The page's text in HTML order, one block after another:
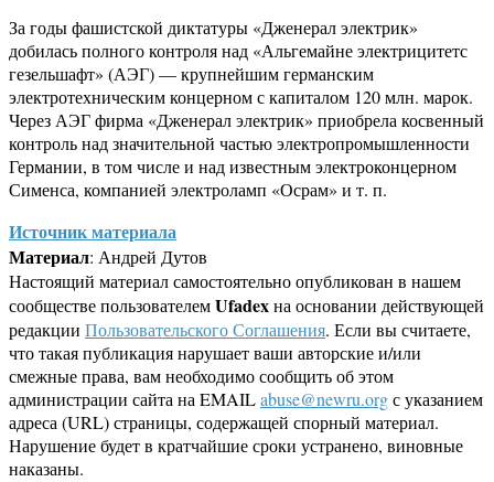
За годы фашистской диктатуры «Дженерал электрик»
добилась полного контроля над «Альгемайне электрицитетс
гезельшафт» (АЭГ) — крупнейшим германским
электротехническим концерном с капиталом 120 млн. марок.
Через АЭГ фирма «Дженерал электрик» приобрела косвенный
контроль над значительной частью электропромышленности
Германии, в том числе и над известным электроконцерном
Сименса, компанией электроламп «Осрам» и т. п.
Источник материала
Материал: Андрей Дутов
Настоящий материал самостоятельно опубликован в нашем
сообществе пользователемUfadexна основании действующей
редакции Пользовательского Соглашения. Если вы считаете,
что такая публикация нарушает ваши авторские и/или
смежные права, вам необходимо сообщить об этом
администрации сайта на EMAILabuse@newru.orgс указанием
адреса (URL) страницы, содержащей спорный материал.
Нарушение будет в кратчайшие сроки устранено, виновные
наказаны.